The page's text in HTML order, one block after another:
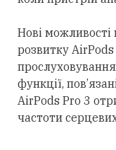
Нові
розвитку
функції,
AirPods Pro 3
частоти